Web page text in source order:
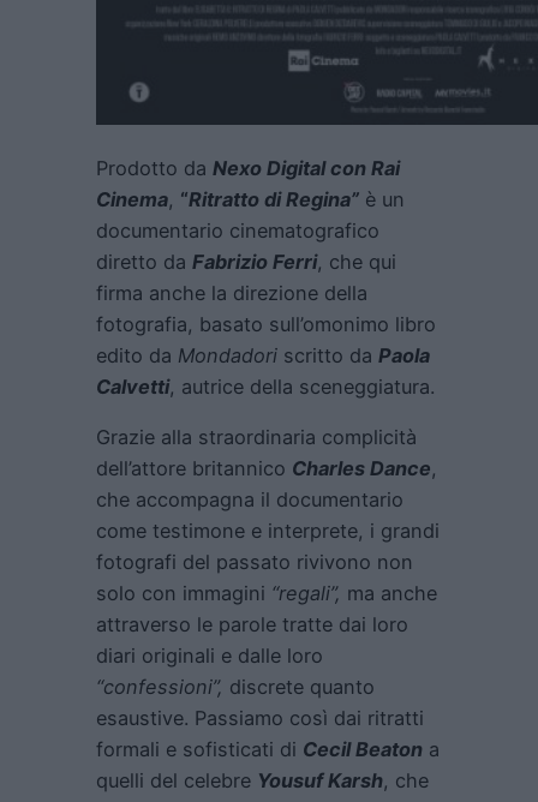
Prodotto da Nexo Digital con Rai
Cinema, “Ritratto di Regina” è un
documentario cinematografico
diretto da Fabrizio Ferri, che qui
firma anche la direzione della
fotografia, basato sull’omonimo libro
edito da Mondadori scritto da Paola
Calvetti, autrice della sceneggiatura.
Grazie alla straordinaria complicità
dell’attore britannico Charles Dance,
che accompagna il documentario
come testimone e interprete, i grandi
fotografi del passato rivivono non
solo con immagini “regali”, ma anche
attraverso le parole tratte dai loro
diari originali e dalle loro
“confessioni”, discrete quanto
esaustive. Passiamo così dai ritratti
formali e sofisticati di Cecil Beaton a
quelli del celebre Yousuf Karsh, che